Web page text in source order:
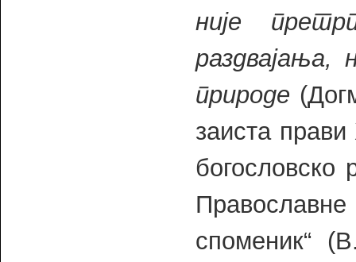
није
раздвајања,
природе
заиста
богословско
споменик“